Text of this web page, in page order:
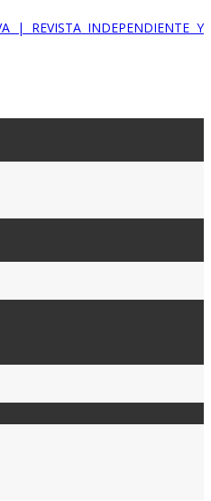
| REVISTA INDEPENDIENTE Y